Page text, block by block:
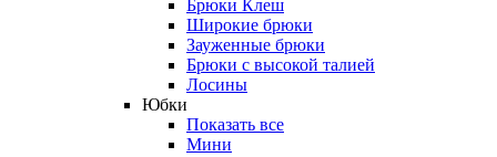
Брюки Клеш
Широкие брюки
Зауженные брюки
Брюки с высокой талией
Лосины
Юбки
Показать все
Мини